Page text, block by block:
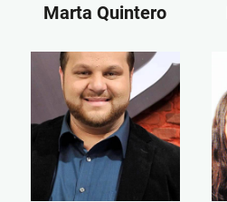
Marta Quintero